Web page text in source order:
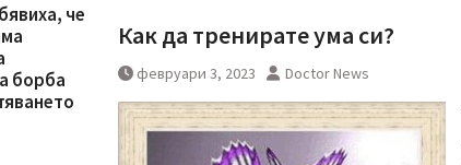
Как да тренирате ума си?
февруари 3, 2023 Doctor News
че
борба